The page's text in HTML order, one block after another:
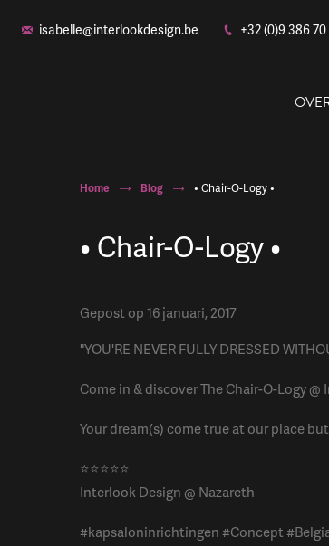
isabelle@interlookdesign.be +32 (0)9 386 70
Home Blog • Chair-O-Logy •
• Chair-O-Logy •
Gepost op 16 januari, 2017
"YOU'RE NEVER FULLY DRESSED
Come in & discover The Chair-O-Logy
Your dream(s) come true at our place
⭐️⭐️⭐️⭐️⭐️
Interlook Design @ Nazareth
#kapsaloninrichtingen #Concept